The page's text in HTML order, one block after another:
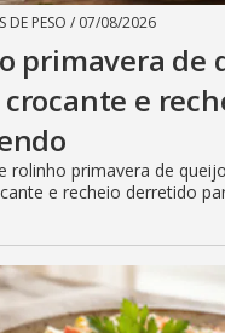
DE PESO / 07/08/2026
primavera de
crocante e
rolinho primavera de
e recheio derretido